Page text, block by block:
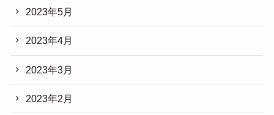
2023年5月
2023年4月
2023年3月
2023年2月